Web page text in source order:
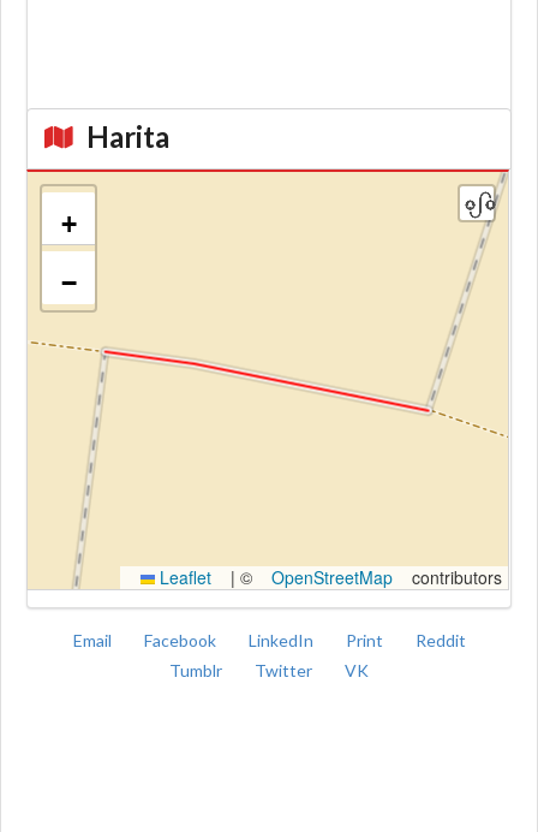
Harita
+
−
Leaflet | © OpenStreetMap contributors
Email Facebook LinkedIn Print
Reddit
Tumblr
Twitter VK